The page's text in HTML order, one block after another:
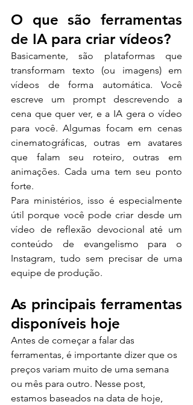
O que são ferramentas
de IA para criar vídeos?
Basicamente, são plataformas que
transformam texto (ou imagens) em
vídeos de forma automática. Você
escreve um prompt descrevendo a
cena que quer ver, e a IA gera o vídeo
para você. Algumas focam em cenas
cinematográficas, outras em avatares
que falam seu roteiro, outras em
animações. Cada uma tem seu ponto
forte.
Para ministérios, isso é especialmente
útil porque você pode criar desde um
vídeo de reflexão devocional até um
conteúdo de evangelismo para o
Instagram, tudo sem precisar de uma
equipe de produção.
As principais ferramentas
disponíveis hoje
Antes de começar a falar das
ferramentas, é importante dizer que os
preços variam muito de uma semana
ou mês para outro. Nesse post,
estamos baseados na data de hoje,